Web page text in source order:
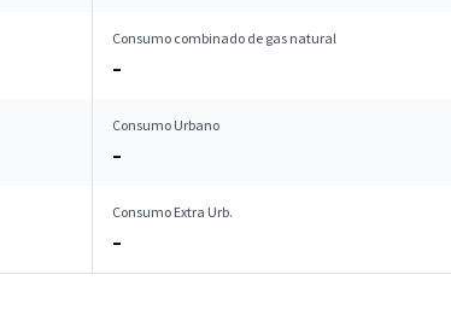
Consumo combinado de gas natural
–
Consumo Urbano
–
Consumo Extra Urb.
–